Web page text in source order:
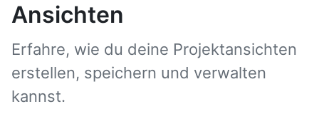
Ansichten
Erfahre, wie du deine Projektansichten
erstellen, speichern und verwalten
kannst.